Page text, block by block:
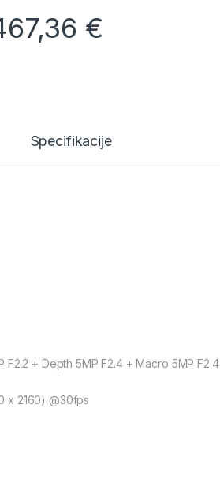
€
Specifikacije
F2.2 + Depth 5MP F2.4 + Macro 5MP F2.4
x 2160) @30fps